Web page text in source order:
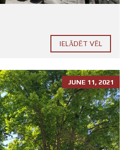
IELĀDĒT VĒL
JUNE 11, 2021